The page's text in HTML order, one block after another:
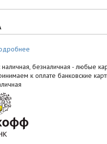
наличная, безналичная - любые
к оплате банковские